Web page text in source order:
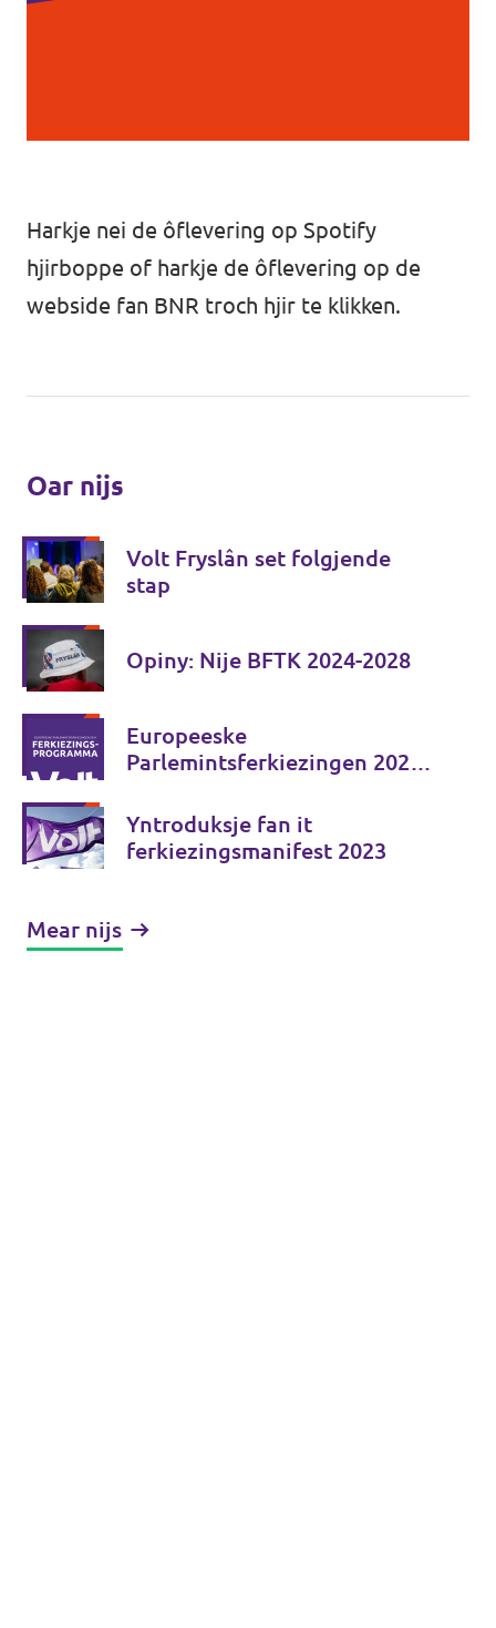
Harkje nei de ôflevering op Spotify
hjirboppe of harkje de ôflevering op de
webside fan BNR troch hjir te klikken.
Oar nijs
Volt Fryslân set folgjende
stap
Opiny: Nije BFTK 2024-2028
Europeeske
Parlemintsferkiezingen 2024 -
Yntroduksje fan it
ferkiezingsmanifest 2023
Mear nijs